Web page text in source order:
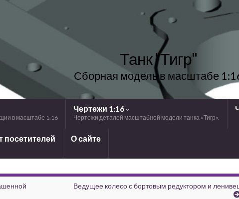
Танк "Тигр"
Сборная модель в масштабе
в масштабе 1:16
Чертежи 1:16
Чертежи деталей масштабной модели танка «Тигр».
посетителей О сайте
Ведущее колесо с бортовым редуктором и